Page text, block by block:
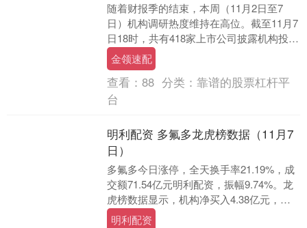
随着财报季的结束，本周（11月2日至7
日）机构调研热度维持在高位。截至11月7
日18时，共有418家上市公司披露机构投资
者调研记录金岭速配，与上周持平。其中
安集....
金领速配
查看： 88 分类： 靠谱的股票杠杆平
台
明利配资 多氟多龙虎榜数据（11月7
日）
多氟多今日涨停，全天换手率21.19%，成
交额71.54亿元明利配资，振幅9.74%。龙
虎榜数据显示，机构净买入4.38亿元，深
股通净买入8475.51万元，营....
明利配资